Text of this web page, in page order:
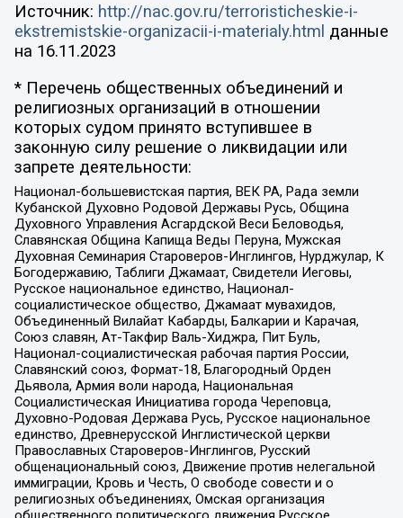
Источник: http://nac.gov.ru/terroristicheskie-i-
ekstremistskie-organizacii-i-materialy.html данные
на 16.11.2023
* Перечень общественных объединений и
религиозных организаций в отношении
которых судом принято вступившее в
законную силу решение о ликвидации или
запрете деятельности:
Национал-большевистская партия, ВЕК РА, Рада земли
Кубанской Духовно Родовой Державы Русь, Община
Духовного Управления Асгардской Веси Беловодья,
Славянская Община Капища Веды Перуна, Мужская
Духовная Семинария Староверов-Инглингов, Нурджулар, К
Богодержавию, Таблиги Джамаат, Свидетели Иеговы,
Русское национальное единство, Национал-
социалистическое общество, Джамаат мувахидов,
Объединенный Вилайат Кабарды, Балкарии и Карачая,
Союз славян, Ат-Такфир Валь-Хиджра, Пит Буль,
Национал-социалистическая рабочая партия России,
Славянский союз, Формат-18, Благородный Орден
Дьявола, Армия воли народа, Национальная
Социалистическая Инициатива города Череповца,
Духовно-Родовая Держава Русь, Русское национальное
единство, Древнерусской Инглистической церкви
Православных Староверов-Инглингов, Русский
общенациональный союз, Движение против нелегальной
иммиграции, Кровь и Честь, О свободе совести и о
религиозных объединениях, Омская организация